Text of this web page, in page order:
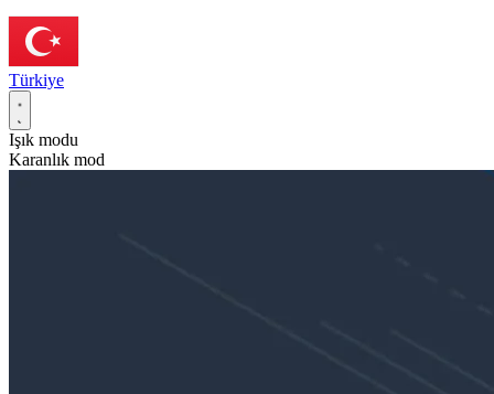
Türkiye
Işık modu
Karanlık mod